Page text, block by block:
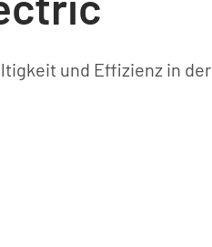
und Effizienz in der